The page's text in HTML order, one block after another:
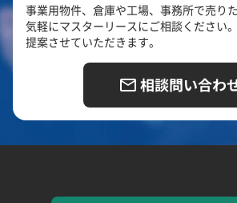
事業用物件、倉庫や工場、事務所で売り
気軽にマスターリースにご相談ください
提案させていただきます。
相談問い合わ